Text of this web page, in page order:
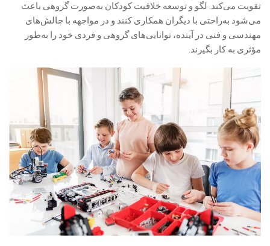
تقویت می‌کند. لگو و توسعه خلاقیت کودکان به‌صورت گروهی باعث
می‌شود به‌راحتی با دیگران همکاری کنند و در مواجهه با چالش‌های
مهندسی و فنی در آینده، توانایی‌های گروهی و فردی خود را به‌طور
مؤثری به کار بگیرند.